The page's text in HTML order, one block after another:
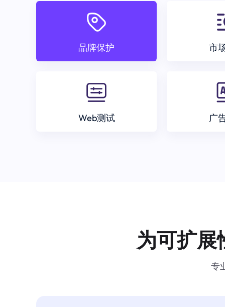
品牌保护 市
Web测试 广
为可扩展
专